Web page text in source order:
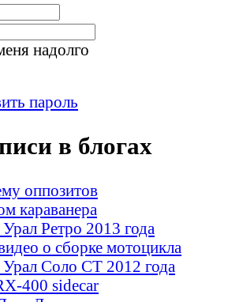
надолго
пароль
в блогах
оппозитов
караванера
Ретро 2013 года
о сборке мотоцикла
Соло СТ 2012 года
400 sidecar